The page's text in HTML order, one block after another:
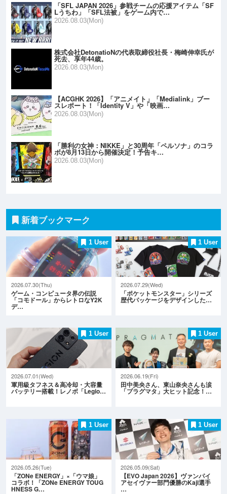
「SFL JAPAN 2026」参戦チームの応援アイテム「SF
Lうちわ」「SFL法被」をゲーム内で…
2026.08.03(Mon)
株式会社DetonatioNの代表取締役社長・梅崎伸幸氏が
死去、享年44歳。
2026.08.03(Mon)
【ACGHK 2026】「アニメイト」「Medialink」ブー
スレポート！「Identity V」や「映画…
2026.08.03(Mon)
「勝利の女神：NIKKE」と30周年「ペルソナ」のコラ
ボが8月13日から開催決定！予告キ…
2026.08.03(Mon)
新着ブックマーク
1 User
2026.07.30(Thu)
ゲーム・コンピュータ界の伝説
「コモドール」からレトロなY2K
デ…
1 User
2026.07.29(Wed)
「ポケットモンスター」シリーズ
歴代パッケージをデザインした…
1 User
2026.07.01(Wed)
軍用級タフネス＆高冷却・大容量
バッテリー搭載！レノボ「Legio…
1 User
2026.06.19(Fri)
田中美央さん、東山奈央さんも涙
「プラグマタ」大ヒット記念！…
1 User
2026.05.26(Tue)
「ZONe ENERGY」×「ウマ娘」
コラボ！「ZONe ENERGY TOUG
HNESS G…
1 User
2026.05.09(Sat)
【EVO Japan 2026】ヴァンパイ
アセイヴァー部門優勝のKaji選手
…